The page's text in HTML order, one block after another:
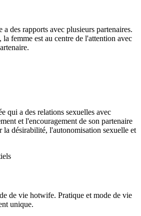
a des rapports avec plusieurs partenaires.
femme est au centre de l'attention avec
qui a des relations sexuelles avec
et l'encouragement de son partenaire
désirabilité, l'autonomisation sexuelle et
de vie hotwife. Pratique et mode de vie
unique.